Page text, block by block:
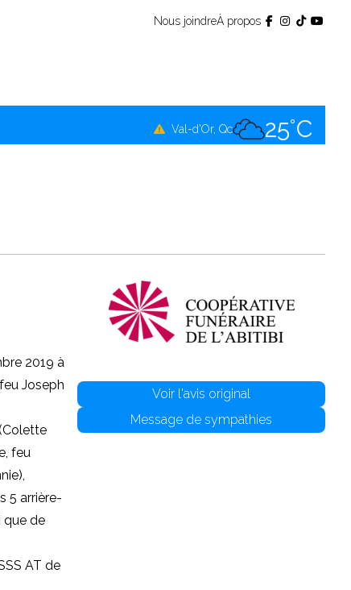
Nous joindreÀ propos
Val-d'Or, Qc 25°C
2019 à
Joseph
feu
5 arrière-
que de
AT de
Voir l'avis original
Message de sympathies